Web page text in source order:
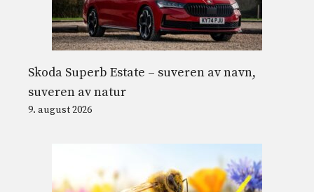
Skoda Superb Estate – suveren av navn,
suveren av natur
9. august 2026